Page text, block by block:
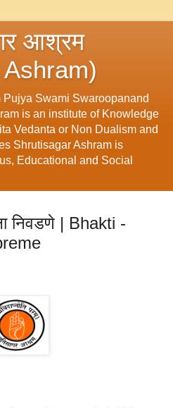
आश्रम
Swami Swaroopanand
is an institute of Knowledge
Vedanta or Non Dualism and
Shrutisagar Ashram is
Educational and Social
निवडणे | Bhakti -